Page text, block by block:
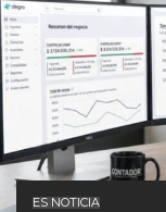
ES NOTICIA